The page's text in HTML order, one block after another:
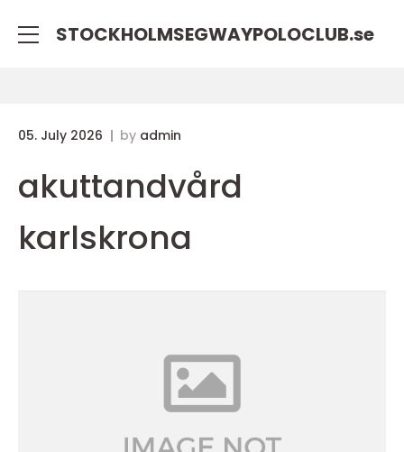
STOCKHOLMSEGWAYPOLOCLUB.se
05. July 2026 by admin
akuttandvård
karlskrona